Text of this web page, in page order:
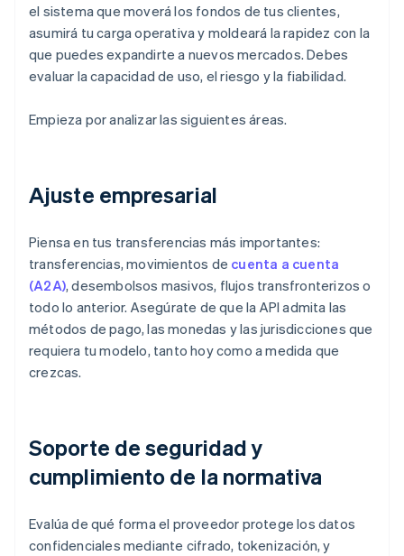
el sistema que moverá los fondos de tus clientes,
asumirá tu carga operativa y moldeará la rapidez con la
que puedes expandirte a nuevos mercados. Debes
evaluar la capacidad de uso, el riesgo y la fiabilidad.
Empieza por analizar las siguientes áreas.
Ajuste empresarial
Piensa en tus transferencias más importantes:
transferencias, movimientos de cuenta a cuenta
(A2A), desembolsos masivos, flujos transfronterizos o
todo lo anterior. Asegúrate de que la API admita las
métodos de pago, las monedas y las jurisdicciones que
requiera tu modelo, tanto hoy como a medida que
crezcas.
Soporte de seguridad y
cumplimiento de la normativa
Evalúa de qué forma el proveedor protege los datos
confidenciales mediante cifrado, tokenización, y